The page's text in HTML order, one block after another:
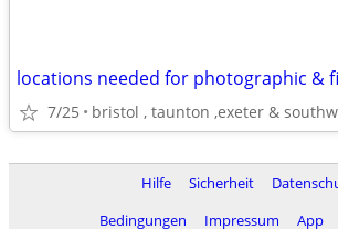
locations needed for photographic &
7/25 bristol , taunton ,exeter &
Hilfe Sicherheit
Bedingungen
Impressum App